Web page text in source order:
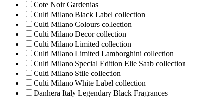
Cote Noir Gardenias
Culti Milano Black Label collection
Culti Milano Colours collection
Culti Milano Decor collection
Culti Milano Limited collection
Culti Milano Limited Lamborghini collection
Culti Milano Special Edition Elie Saab collection
Culti Milano Stile collection
Culti Milano White Label collection
Danhera Italy Legendary Black Fragrances